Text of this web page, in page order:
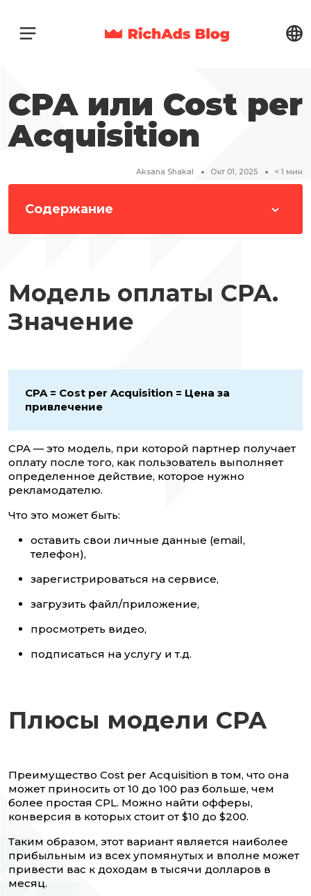
CPA или Cost per
Acquisition
Aksana Shakal Окт 01, 2025 < 1 мин
Содержание
Модель оплаты CPA.
Значение
CPA = Cost per Acquisition = Цена за
привлечение
CPA — это модель, при которой партнер получает
оплату после того, как пользователь выполняет
определенное действие, которое нужно
рекламодателю.
Что это может быть:
оставить свои личные данные (email,
телефон),
зарегистрироваться на сервисе,
загрузить файл/приложение,
просмотреть видео,
подписаться на услугу и т.д.
Плюсы модели CPA
Преимущество Cost per Acquisition в том, что она
может приносить от 10 до 100 раз больше, чем
более простая CPL. Можно найти офферы,
конверсия в которых стоит от $10 до $200.
Таким образом, этот вариант является наиболее
прибыльным из всех упомянутых и вполне может
привести вас к доходам в тысячи долларов в
месяц.